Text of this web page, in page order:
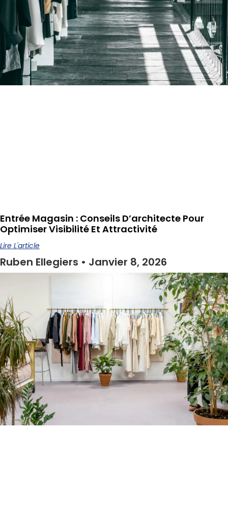
Entrée Magasin : Conseils D’architecte Pour
Optimiser Visibilité Et Attractivité
Lire L'article
Ruben Ellegiers Janvier 8, 2026